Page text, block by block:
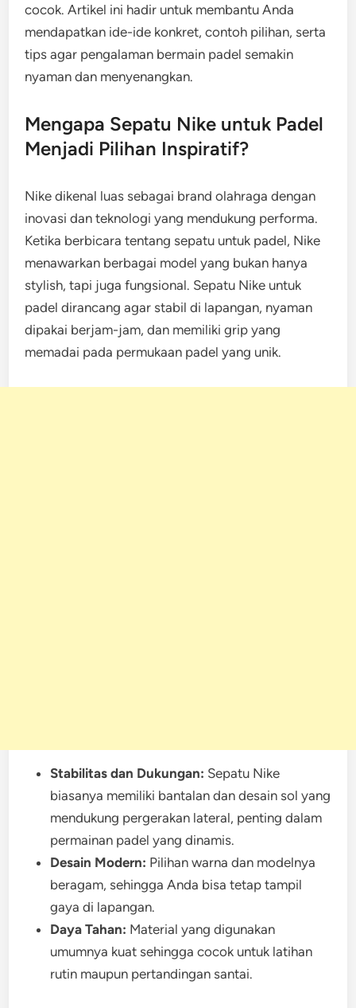
cocok. Artikel ini hadir untuk membantu Anda
mendapatkan ide-ide konkret, contoh pilihan, serta
tips agar pengalaman bermain padel semakin
nyaman dan menyenangkan.
Mengapa Sepatu Nike untuk Padel
Menjadi Pilihan Inspiratif?
Nike dikenal luas sebagai brand olahraga dengan
inovasi dan teknologi yang mendukung performa.
Ketika berbicara tentang sepatu untuk padel, Nike
menawarkan berbagai model yang bukan hanya
stylish, tapi juga fungsional. Sepatu Nike untuk
padel dirancang agar stabil di lapangan, nyaman
dipakai berjam-jam, dan memiliki grip yang
memadai pada permukaan padel yang unik.
Stabilitas dan Dukungan: Sepatu Nike
biasanya memiliki bantalan dan desain sol yang
mendukung pergerakan lateral, penting dalam
permainan padel yang dinamis.
Desain Modern: Pilihan warna dan modelnya
beragam, sehingga Anda bisa tetap tampil
gaya di lapangan.
Daya Tahan: Material yang digunakan
umumnya kuat sehingga cocok untuk latihan
rutin maupun pertandingan santai.